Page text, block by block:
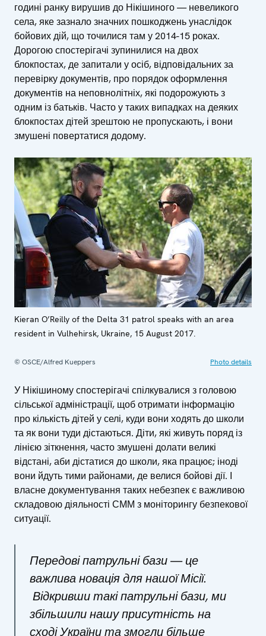
годині ранку вирушив до Нікішиного — невеликого
села, яке зазнало значних пошкоджень унаслідок
бойових дій, що точилися там у 2014-15 роках.
Дорогою спостерігачі зупинилися на двох
блокпостах, де запитали у осіб, відповідальних за
перевірку документів, про порядок оформлення
документів на неповнолітніх, які подорожують з
одним із батьків. Часто у таких випадках на деяких
блокпостах дітей зрештою не пропускають, і вони
змушені повертатися додому.
Kieran O’Reilly of the Delta 31 patrol speaks with an area
resident in Vulhehirsk, Ukraine, 15 August 2017.
© OSCE/Alfred Kueppers Photo details
У Нікішиному спостерігачі спілкувалися з головою
сільської адміністрації, щоб отримати інформацію
про кількість дітей у селі, куди вони ходять до школи
та як вони туди дістаються. Діти, які живуть поряд із
лінією зіткнення, часто змушені долати великі
відстані, аби дістатися до школи, яка працює; іноді
вони йдуть тими районами, де велися бойові дії. І
власне документування таких небезпек є важливою
складовою діяльності СММ з моніторингу безпекової
ситуації.
Передові патрульні бази — це
важлива новація для нашої Місії.
Відкривши такі патрульні бази, ми
збільшили нашу присутність на
сході України та змогли більше